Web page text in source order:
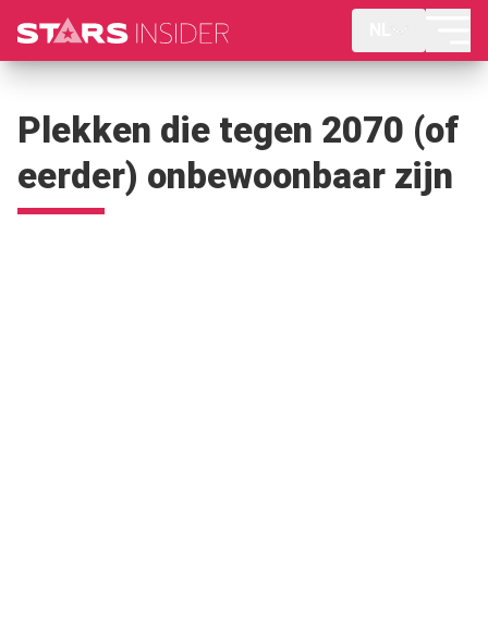
Plekken die tegen 2070 (of
eerder) onbewoonbaar zijn